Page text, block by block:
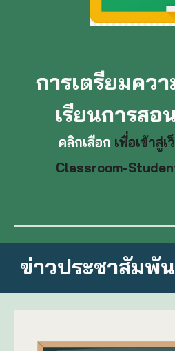
การเตรียมคว
เรียนการสอ
คลิกเลือก เพื่อเข้าสู่
Classroom-
ข่าวประชาสัมพั